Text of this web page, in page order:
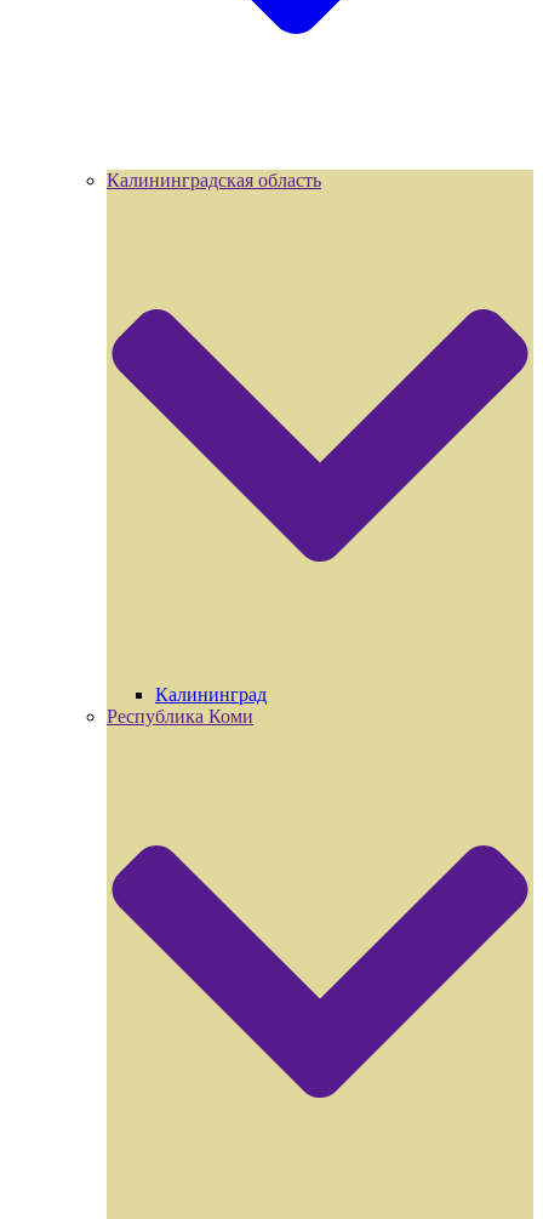
Калининградская область
Калининград
Республика Коми